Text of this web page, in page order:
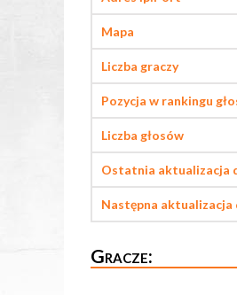
Mapa
Liczba graczy
Pozycja w rankingu
Liczba głosów
Ostatnia aktualizacja
Następna aktualizacja
Gracze: